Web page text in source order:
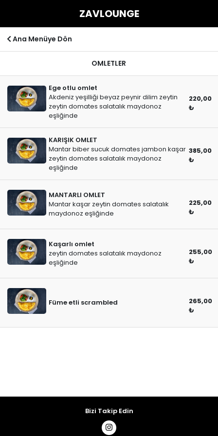
ZAVLOUNGE
Ana Menüye Dön
OMLETLER
Ege otlu omlet
Akdeniz yeşilliği beyaz peynir dilim zeytin
zeytin domates salatalık maydonoz
eşliğinde
220,00
₺
KARIŞIK OMLET
Mantar biber sucuk domates jambon kaşar
zeytin domates salatalık maydonoz
eşliğinde
385,00
₺
MANTARLI OMLET
Mantar kaşar zeytin domates salatalık
maydonoz eşliğinde
225,00
₺
Kaşarlı omlet
zeytin domates salatalık maydonoz
eşliğinde
255,00
₺
Füme etli scrambled
265,00
₺
Bizi Takip Edin